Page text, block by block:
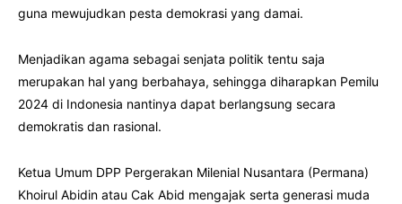
guna mewujudkan pesta demokrasi yang damai.
Menjadikan agama sebagai senjata politik tentu saja
merupakan hal yang berbahaya, sehingga diharapkan Pemilu
2024 di Indonesia nantinya dapat berlangsung secara
demokratis dan rasional.
Ketua Umum DPP Pergerakan Milenial Nusantara (Permana)
Khoirul Abidin atau Cak Abid mengajak serta generasi muda